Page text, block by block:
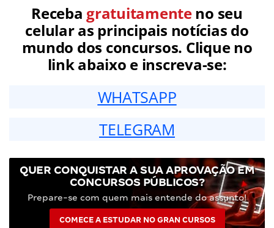
Receba gratuitamenteno seu
celular as principais notícias do
mundo dos concursos. Clique no
link abaixo e inscreva-se:
WHATSAPP
TELEGRAM
QUER CONQUISTAR A SUA APROVAÇÃO EM
CONCURSOS PÚBLICOS?
Prepare-se com quem mais entende do assunto!
COMECE A ESTUDAR NO GRAN CURSOS